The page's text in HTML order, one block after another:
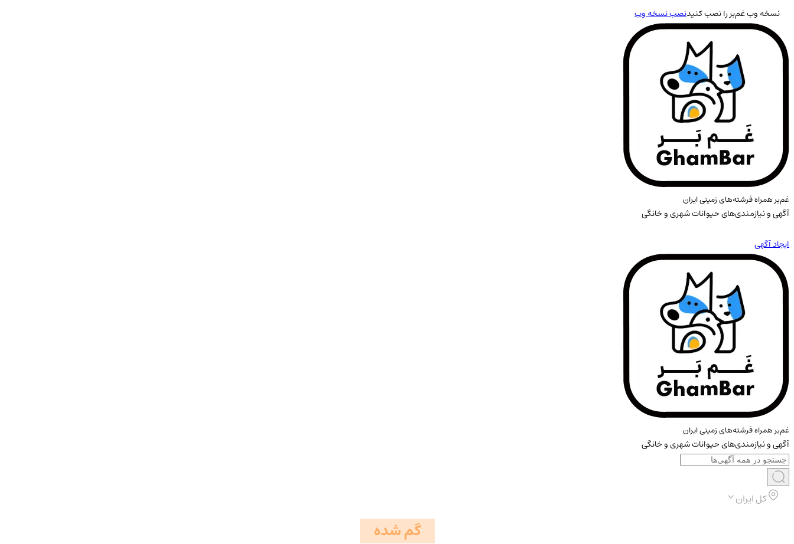
نسخه وب غم‌بر را نصب کنیدنصب نسخه وب
غم‌بر همراه فرشته‌های زمینی ایران
آگهی و نیازمندی‌های حیوانات شهری و خانگی
ایجاد آگهی
غم‌بر همراه فرشته‌های زمینی ایران
آگهی و نیازمندی‌های حیوانات شهری و خانگی
کل ایران
گم شده